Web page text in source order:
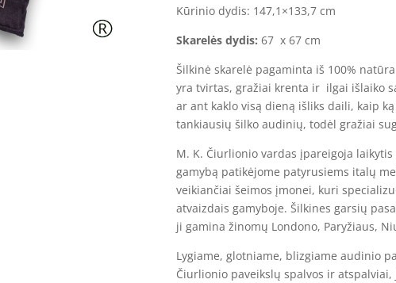
Kūrinio dydis: 147,1×133,7 cm
Skarelės dydis: 67 x 67 cm
Šilkinė skarelė pagaminta iš 100%
yra tvirtas, gražiai krenta ir ilgai išlaiko
ar ant kaklo visą dieną išliks daili, kaip
tankiausių šilko audinių, todėl gražiai
M. K. Čiurlionio vardas įpareigoja
gamybą patikėjome patyrusiems italų
veikiančiai šeimos įmonei, kuri
atvaizdais gamyboje. Šilkines garsių
ji gamina žinomų Londono, Paryžiaus,
Lygiame, glotniame, blizgiame audinio
Čiurlionio paveikslų spalvos ir